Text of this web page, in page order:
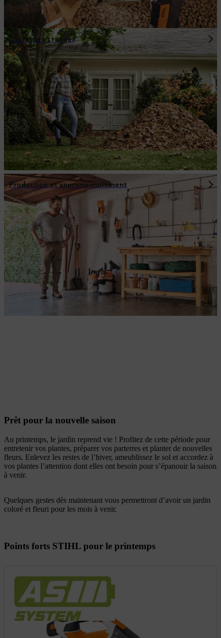
Nettoyer et ranger
Production et approvisionnement
Votre jardin au printemps
Prêt pour la nouvelle saison
Au printemps, le jardin reprend vie ! Profitez de cette période pour
entretenir vos plantes, préparer vos parterres et planter de nouvelles
fleurs. Enlevez les restes de l’hiver, ameublissez le sol et accordez à
vos plantes l’attention dont elles ont besoin pour s’épanouir la saison
à venir.
Quelques gestes dès maintenant vous permettront d’avoir un jardin
coloré et fleuri pour les mois à venir.
Points forts STIHL pour le printemps